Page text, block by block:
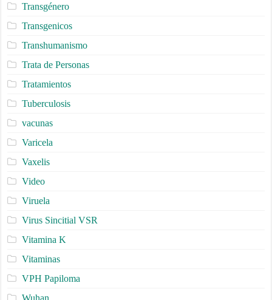
Transgénero
Transgenicos
Transhumanismo
Trata de Personas
Tratamientos
Tuberculosis
vacunas
Varicela
Vaxelis
Video
Viruela
Virus Sincitial VSR
Vitamina K
Vitaminas
VPH Papiloma
Wuhan